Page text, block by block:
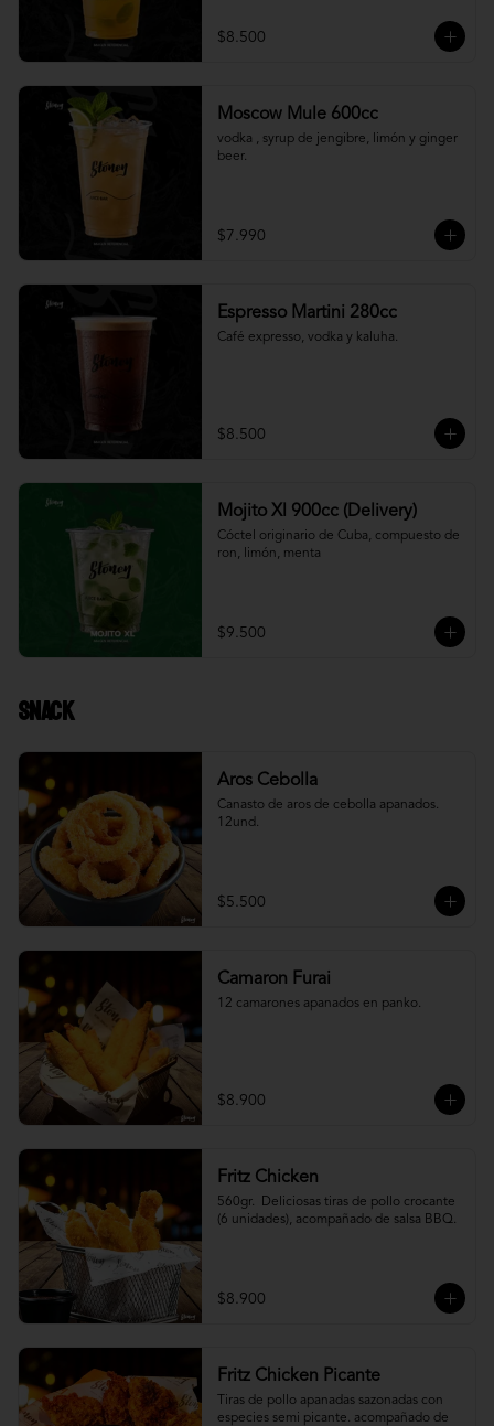
$8.500
Moscow Mule 600cc
vodka , syrup de jengibre, limón y ginger
beer.
$7.990
Espresso Martini 280cc
Café expresso, vodka y kaluha.
$8.500
Mojito Xl 900cc (Delivery)
Cóctel originario de Cuba, compuesto de
ron, limón, menta
$9.500
Snack
Aros Cebolla
Canasto de aros de cebolla apanados.
12und.
$5.500
Camaron Furai
12 camarones apanados en panko.
$8.900
Fritz Chicken
560gr.  Deliciosas tiras de pollo crocante
(6 unidades), acompañado de salsa BBQ.
$8.900
Fritz Chicken Picante
Tiras de pollo apanadas sazonadas con
especies semi picante. acompañado de